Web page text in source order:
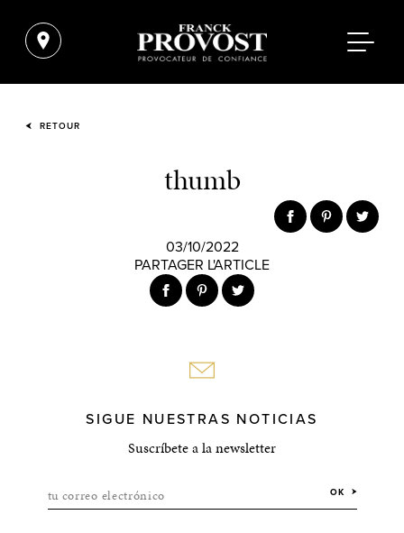
RETOUR
thumb
03/10/2022
PARTAGER L'ARTICLE
SIGUE NUESTRAS NOTICIAS
Suscríbete a la newsletter
tu correo electrónico OK